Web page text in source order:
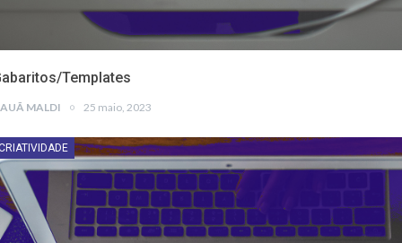
Templates
MALDI 25 maio, 2023